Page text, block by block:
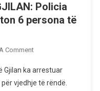
Policia
6 persona të
CommentOn
E
RËNDË
Gjilan ka arrestuar
vjedhje të rëndë.